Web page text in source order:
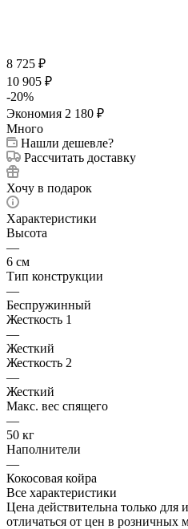
8 725 ₽
10 905 ₽
-20%
Экономия 2 180 ₽
Много
Нашли дешевле?
Рассчитать доставку
Хочу в подарок
Характеристики
Высота
—
6 см
Тип конструкции
—
Беспружинный
Жесткость 1
—
Жесткий
Жесткость 2
—
Жесткий
Макс. вес спящего
—
50 кг
Наполнители
—
Кокосовая койра
Все характеристики
Цена действительна только для
отличаться от цен в розничных